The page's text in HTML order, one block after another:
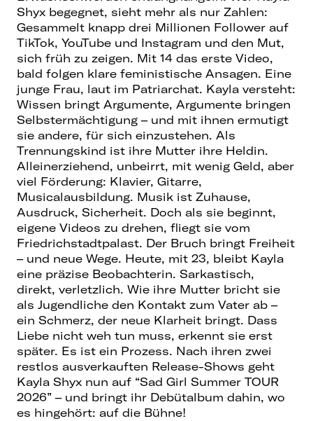
Shyx begegnet, sieht mehr als nur Zahlen:
Gesammelt knapp drei Millionen Follower auf
TikTok, YouTube und Instagram und den Mut,
sich früh zu zeigen. Mit 14 das erste Video,
bald folgen klare feministische Ansagen. Eine
junge Frau, laut im Patriarchat. Kayla versteht:
Wissen bringt Argumente, Argumente bringen
Selbstermächtigung – und mit ihnen ermutigt
sie andere, für sich einzustehen. Als
Trennungskind ist ihre Mutter ihre Heldin.
Alleinerziehend, unbeirrt, mit wenig Geld, aber
viel Förderung: Klavier, Gitarre,
Musicalausbildung. Musik ist Zuhause,
Ausdruck, Sicherheit. Doch als sie beginnt,
eigene Videos zu drehen, fliegt sie vom
Friedrichstadtpalast. Der Bruch bringt Freiheit
– und neue Wege. Heute, mit 23, bleibt Kayla
eine präzise Beobachterin. Sarkastisch,
direkt, verletzlich. Wie ihre Mutter bricht sie
als Jugendliche den Kontakt zum Vater ab –
ein Schmerz, der neue Klarheit bringt. Dass
Liebe nicht weh tun muss, erkennt sie erst
später. Es ist ein Prozess. Nach ihren zwei
restlos ausverkauften Release-Shows geht
Kayla Shyx nun auf “Sad Girl Summer TOUR
2026” – und bringt ihr Debütalbum dahin, wo
es hingehört: auf die Bühne!